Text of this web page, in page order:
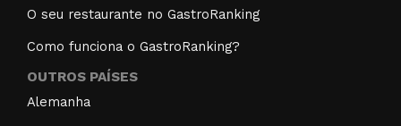
O seu restaurante no GastroRanking
Como funciona o GastroRanking?
OUTROS PAÍSES
Alemanha